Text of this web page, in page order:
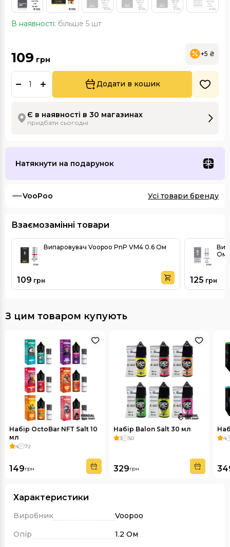
В наявності: більше 5 шт
109 грн
+5 ₴
Додати в кошик
Є в наявності в 30 магазинах
придбати сьогодні
Натякнути на подарунок
VooPoo Усі товари бренду
Взаємозамінні товари
Випаровувач Voopoo PnP VM4 0.6 Ом
109 грн
Ом
125 грн
З цим товаром купують
Набір OctoBar NFT Salt 10
мл
4 72
149грн
Набір Balon Salt 30 мл
3 50
329грн
4
Характеристики
Виробник
Voopoo
Опір
1.2 Ом